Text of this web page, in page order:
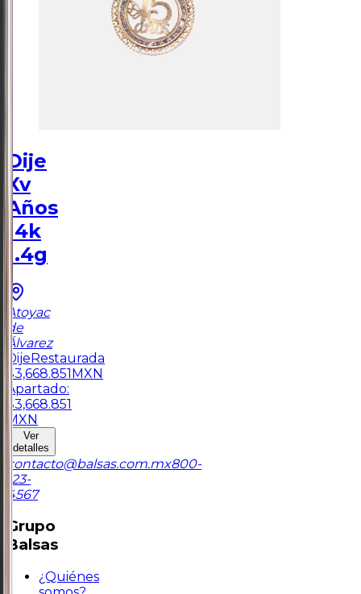
Dije
Xv
Años
14k
1.4g
Atoyac
de
Álvarez
DijeRestaurada
$3,668.851MXN
Apartado:
$3,668.851
MXN
Ver
detalles
contacto@balsas.com.mx800-
123-
4567
Grupo
Balsas
¿Quiénes